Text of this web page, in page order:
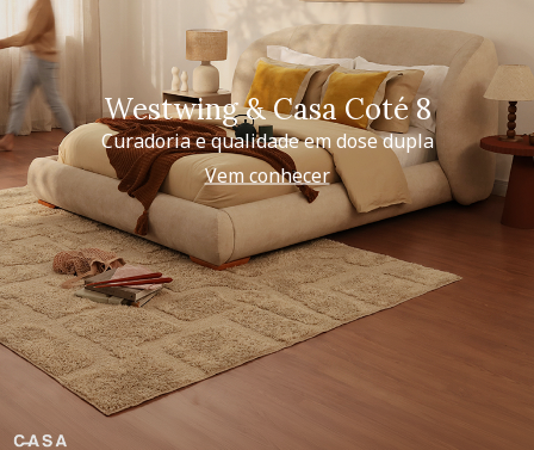
Westwing & Casa Coté 8
Curadoria e qualidade em dose dupla
Vem conhecer